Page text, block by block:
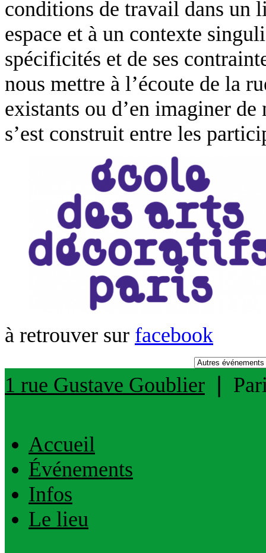
conditions de travail dans un
espace et à un contexte
spécificités et de ses
nous mettre à l’écoute de la
existants ou d’en imaginer
s’est construit entre les
à retrouver sur facebook
1 rue Gustave Goublier
Accueil
Événements
Infos
Le lieu